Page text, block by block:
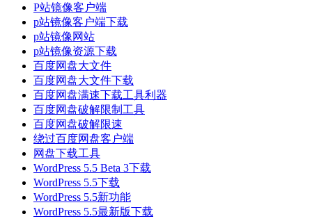
P站镜像客户端
p站镜像客户端下载
p站镜像网站
p站镜像资源下载
百度网盘大文件
百度网盘大文件下载
百度网盘满速下载工具利器
百度网盘破解限制工具
百度网盘破解限速
绕过百度网盘客户端
网盘下载工具
WordPress 5.5 Beta 3下载
WordPress 5.5下载
WordPress 5.5新功能
WordPress 5.5最新版下载